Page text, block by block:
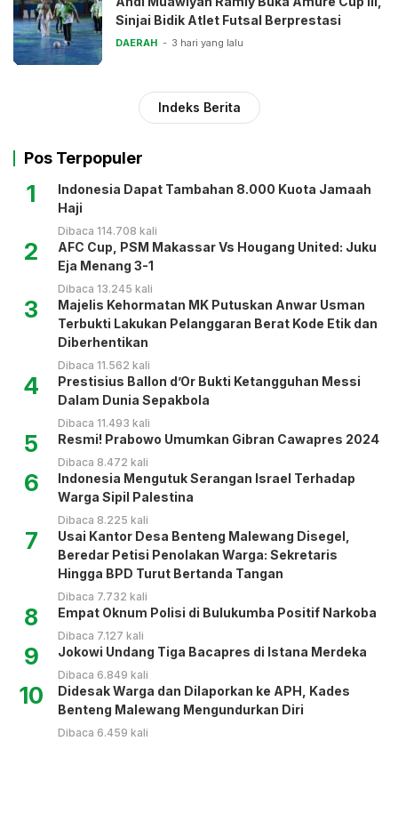
Sinjai Bidik Atlet Futsal Berprestasi
DAERAH 3 hari yang lalu
Indeks Berita
Pos Terpopuler
1
Indonesia Dapat Tambahan 8.000 Kuota Jamaah
Haji
Dibaca 114.708 kali
2
AFC Cup, PSM Makassar Vs Hougang United: Juku
Eja Menang 3-1
Dibaca 13.245 kali
3
Majelis Kehormatan MK Putuskan Anwar Usman
Terbukti Lakukan Pelanggaran Berat Kode Etik dan
Diberhentikan
Dibaca 11.562 kali
4
Prestisius Ballon d’Or Bukti Ketangguhan Messi
Dalam Dunia Sepakbola
Dibaca 11.493 kali
5 Resmi! Prabowo Umumkan Gibran Cawapres 2024
Dibaca 8.472 kali
6
Indonesia Mengutuk Serangan Israel Terhadap
Warga Sipil Palestina
Dibaca 8.225 kali
7
Usai Kantor Desa Benteng Malewang Disegel,
Beredar Petisi Penolakan Warga: Sekretaris
Hingga BPD Turut Bertanda Tangan
Dibaca 7.732 kali
8 Empat Oknum Polisi di Bulukumba Positif Narkoba
Dibaca 7.127 kali
9 Jokowi Undang Tiga Bacapres di Istana Merdeka
Dibaca 6.849 kali
10
Didesak Warga dan Dilaporkan ke APH, Kades
Benteng Malewang Mengundurkan Diri
Dibaca 6.459 kali